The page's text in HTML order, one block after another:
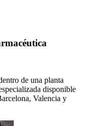
de una planta
disponible
Valencia y